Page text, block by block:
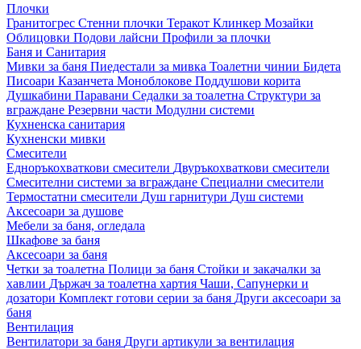
Плочки
Гранитогрес Стенни плочки Теракот Клинкер Мозайки
Облицовки Подови лайсни Профили за плочки
Баня и Санитария
Мивки за баня Пиедестали за мивка Тоалетни чинии Бидета
Писоари Казанчета Моноблокове Поддушови корита
Душкабини Паравани Седалки за тоалетна Структури за
вграждане Резервни части Модулни системи
Кухненска санитария
Кухненски мивки
Смесители
Едноръкохваткови смесители Двуръкохваткови смесители
Смесителни системи за вграждане Специални смесители
Термостатни смесители Душ гарнитури Душ системи
Аксесоари за душове
Мебели за баня, огледала
Шкафове за баня
Аксесоари за баня
Четки за тоалетна Полици за баня Стойки и закачалки за
хавлии Държач за тоалетна хартия Чаши, Сапунерки и
дозатори Комплект готови серии за баня Други аксесоари за
баня
Вентилация
Вентилатори за баня Други артикули за вентилация